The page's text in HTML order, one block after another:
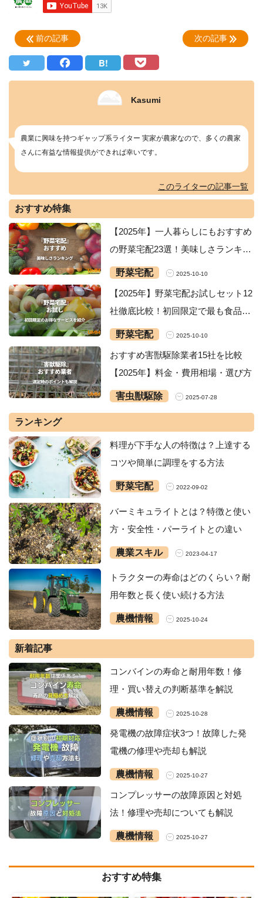
前の記事 次の記事
B!
Kasumi
農業に興味を持つギャップ系ライター 実家が農家なので、多くの農家
さんに有益な情報提供ができれば幸いです。
このライターの記事一覧
おすすめ特集
【2025年】一人暮らしにもおすすめ
の野菜宅配23選！美味しさランキン
グ・安いサービスを紹介
野菜宅配 2025-10-10
【2025年】野菜宅配お試しセット12
社徹底比較！初回限定で最も食品が
お得なサービスは？
野菜宅配 2025-10-10
おすすめ害獣駆除業者15社を比較
【2025年】料金・費用相場・選び方
害虫獣駆除 2025-07-28
ランキング
料理が下手な人の特徴は？上達する
コツや簡単に調理をする方法
野菜宅配 2022-09-02
バーミキュライトとは？特徴と使い
方・安全性・パーライトとの違い
農業スキル 2023-04-17
トラクターの寿命はどのくらい？耐
用年数と長く使い続ける方法
農機情報 2025-10-24
新着記事
コンバインの寿命と耐用年数！修
理・買い替えの判断基準を解説
農機情報 2025-10-28
発電機の故障症状3つ！故障した発
電機の修理や売却も解説
農機情報 2025-10-27
コンプレッサーの故障原因と対処
法！修理や売却についても解説
農機情報 2025-10-27
おすすめ特集